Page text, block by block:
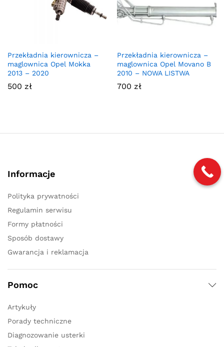
Przekładnia kierownicza –
maglownica Opel Mokka
2013 – 2020
500 zł
Przekładnia kierownicza –
maglownica Opel Movano B
2010 – NOWA LISTWA
700 zł
Informacje
Polityka prywatności
Regulamin serwisu
Formy płatności
Sposób dostawy
Gwarancja i reklamacja
Pomoc
Artykuły
Porady techniczne
Diagnozowanie usterki